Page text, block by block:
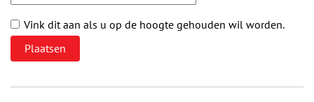
Vink dit aan als u op de hoogte gehouden wil worden.